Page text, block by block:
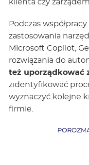
klienta czy zarządem.
Podczas
zastosowania
Microsoft Copilot,
rozwiązania do
też uporządkować
zidentyfikować
wyznaczyć kolejne
firmie.